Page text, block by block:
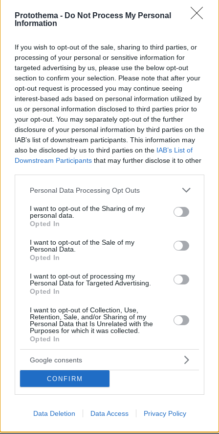
Protothema - Do Not Process My Personal
Information
If you wish to opt-out of the sale, sharing to third parties, or
processing of your personal or sensitive information for
targeted advertising by us, please use the below opt-out
section to confirm your selection. Please note that after your
opt-out request is processed you may continue seeing
interest-based ads based on personal information utilized by
us or personal information disclosed to third parties prior to
your opt-out. You may separately opt-out of the further
disclosure of your personal information by third parties on the
IAB’s list of downstream participants. This information may
also be disclosed by us to third parties on the IAB’s List of
Downstream Participants that may further disclose it to other
Please note that this website/app uses one or more Google
not limited to your visit or usage behaviour. You may click to
grant or deny consent to Google and its third-party tags to
use your data for below specified purposes in below Google
consent section.
Personal Data Processing Opt Outs
I want to opt-out of the Sharing of my
personal data.
Opted In
I want to opt-out of the Sale of my
Personal Data.
Opted In
I want to opt-out of processing my
Personal Data for Targeted Advertising.
Opted In
I want to opt-out of Collection, Use,
Retention, Sale, and/or Sharing of my
Personal Data that Is Unrelated with the
Purposes for which it was collected.
Opted In
Google consents
CONFIRM
Data Deletion Data Access Privacy Policy
αποτελεσματικότητα των φαρμάκων
Δείτε τη συζήτηση με την κυρία Μαίρη
Καραγεώργου, Διευθύντρια Εταιρικών Υποθέσεων
της φαρμακευτικής εταιρίας Novo Nordisk Hellas, για
τις πολλαπλές και βαριές επιπτώσεις της παχυσαρκίας
στη δημόσια υγεία αλλά και την επείγουσα ανάγκη
μιας εθνικής στρατηγικής για την αντιμετώπισή της
Παχυσαρκία: Πόσο ακριβά στοιχίζει η αντιμετώπισή της
στην Ελλάδα – 6 κομβικές παρεμβάσεις για τον
περιορισμό της
- Πώς σχεδιάζει το Υπουργείο Υγείας να ενισχύσει τις